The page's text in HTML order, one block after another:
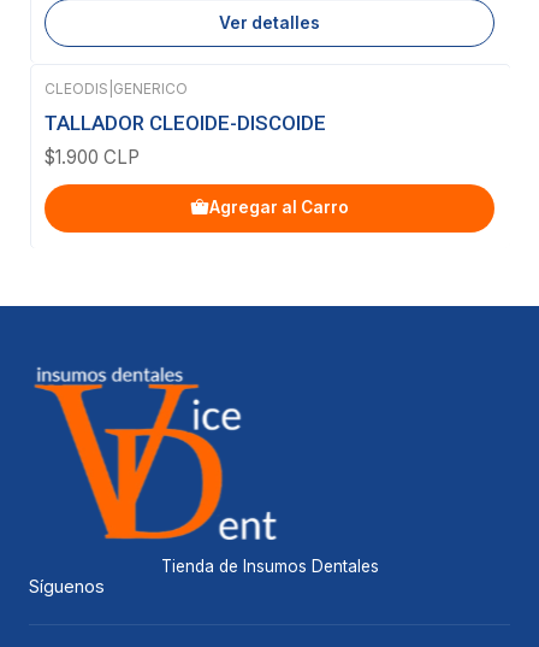
Ver detalles
CLEODIS GENERICO
TALLADOR CLEOIDE-DISCOIDE
$1.900 CLP
Agregar al Carro
Tienda de Insumos Dentales
Síguenos